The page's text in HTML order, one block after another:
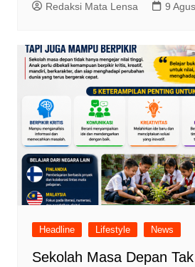
Redaksi Mata Lensa 9
Headline Lifestyle News
Sekolah Masa Depan